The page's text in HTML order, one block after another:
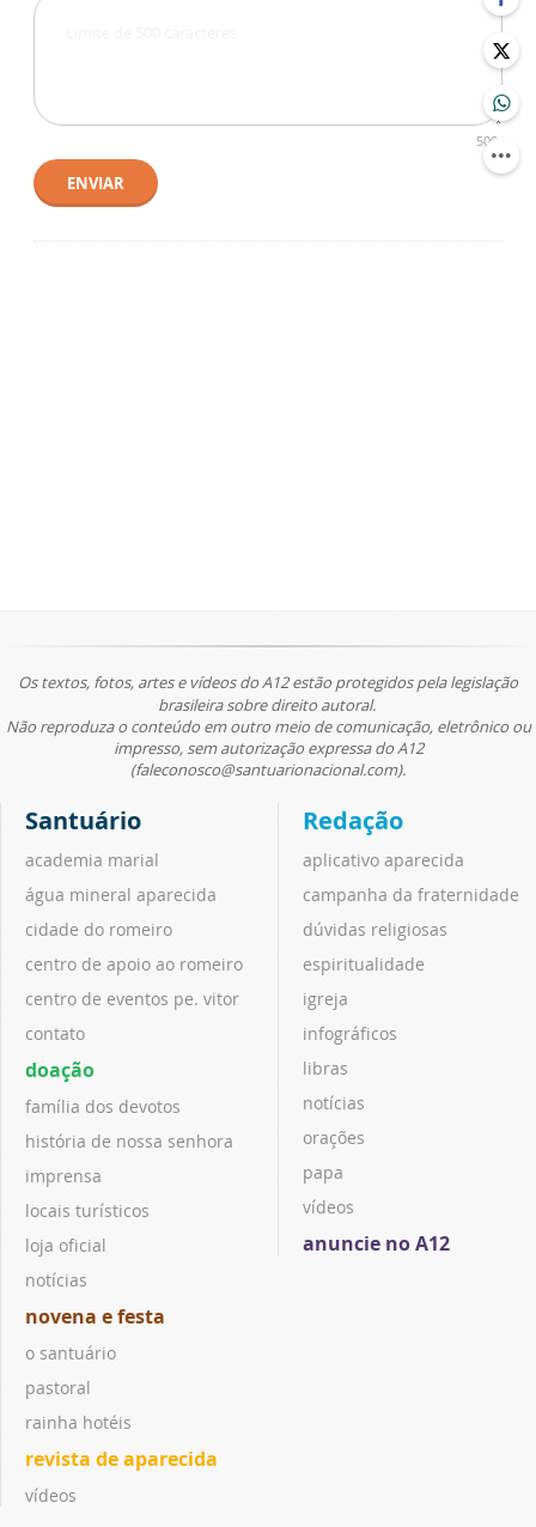
500
ENVIAR
Os textos, fotos, artes e vídeos do A12 estão protegidos pela legislação
brasileira sobre direito autoral.
Não reproduza o conteúdo em outro meio de comunicação, eletrônico ou
impresso, sem autorização expressa do A12
(faleconosco@santuarionacional.com).
Santuário
academia marial
água mineral aparecida
cidade do romeiro
centro de apoio ao romeiro
centro de eventos pe. vitor
contato
doação
família dos devotos
história de nossa senhora
imprensa
locais turísticos
loja oficial
notícias
novena e festa
o santuário
pastoral
rainha hotéis
revista de aparecida
vídeos
Redação
aplicativo aparecida
campanha da fraternidade
dúvidas religiosas
espiritualidade
igreja
infográficos
libras
notícias
orações
papa
vídeos
anuncie no A12